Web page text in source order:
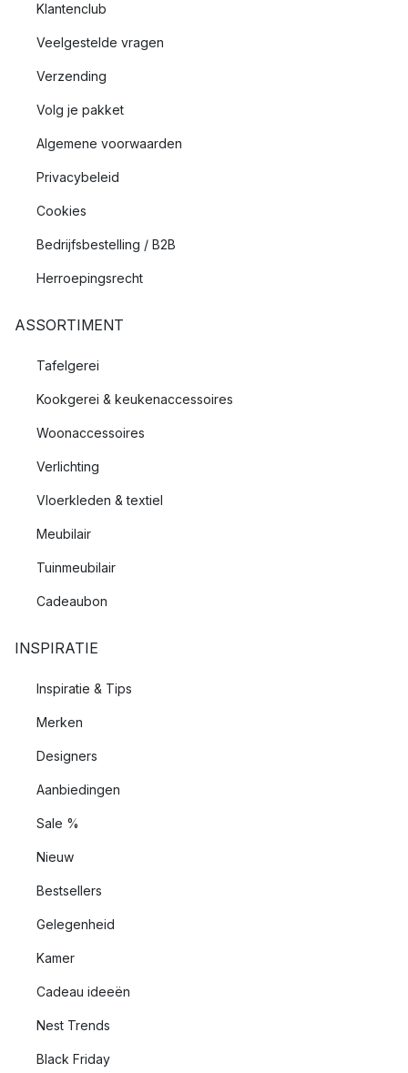
Klantenclub
Veelgestelde vragen
Verzending
Volg je pakket
Algemene voorwaarden
Privacybeleid
Cookies
Bedrijfsbestelling / B2B
Herroepingsrecht
ASSORTIMENT
Tafelgerei
Kookgerei & keukenaccessoires
Woonaccessoires
Verlichting
Vloerkleden & textiel
Meubilair
Tuinmeubilair
Cadeaubon
INSPIRATIE
Inspiratie & Tips
Merken
Designers
Aanbiedingen
Sale %
Nieuw
Bestsellers
Gelegenheid
Kamer
Cadeau ideeën
Nest Trends
Black Friday